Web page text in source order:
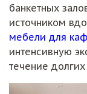
банкетных
источником
мебели для
интенсивную
течение долгих